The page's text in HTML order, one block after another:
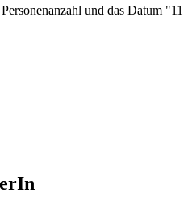
und das Datum "11